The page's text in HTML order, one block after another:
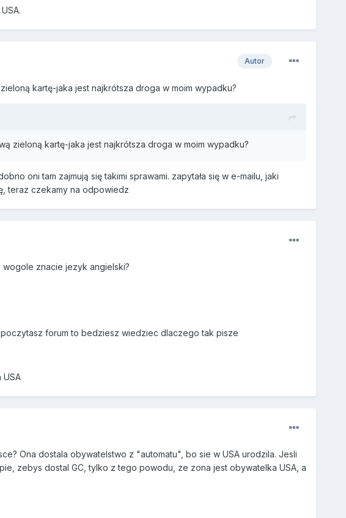
Autor
kartę-jaka jest najkrótsza droga w moim wypadku?
zieloną kartę-jaka jest najkrótsza droga w moim wypadku?
oni tam zajmują się takimi sprawami. zapytała się w e-mailu, jaki
teraz czekamy na odpowiedz
znacie jezyk angielski?
forum to bedziesz wiedziec dlaczego tak pisze
Ona dostala obywatelstwo z "automatu", bo sie w USA urodzila. Jesli
zebys dostal GC, tylko z tego powodu, ze zona jest obywatelka USA, a